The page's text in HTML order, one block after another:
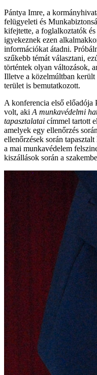
Pántya Imre, a
felügyeleti és
kifejtette, a foglalkoztatók
igyekeznek ezen
információkat átadni.
szűkebb témát választani,
történtek olyan változások,
Illetve a közelmúltban került
terület is bemutatkozott.
A konferencia első
volt, aki A munkavédelmi
tapasztalatai címmel tartott
amelyek egy ellenőrzés
ellenőrzések során
a mai munkavédelem
kiszállások során a